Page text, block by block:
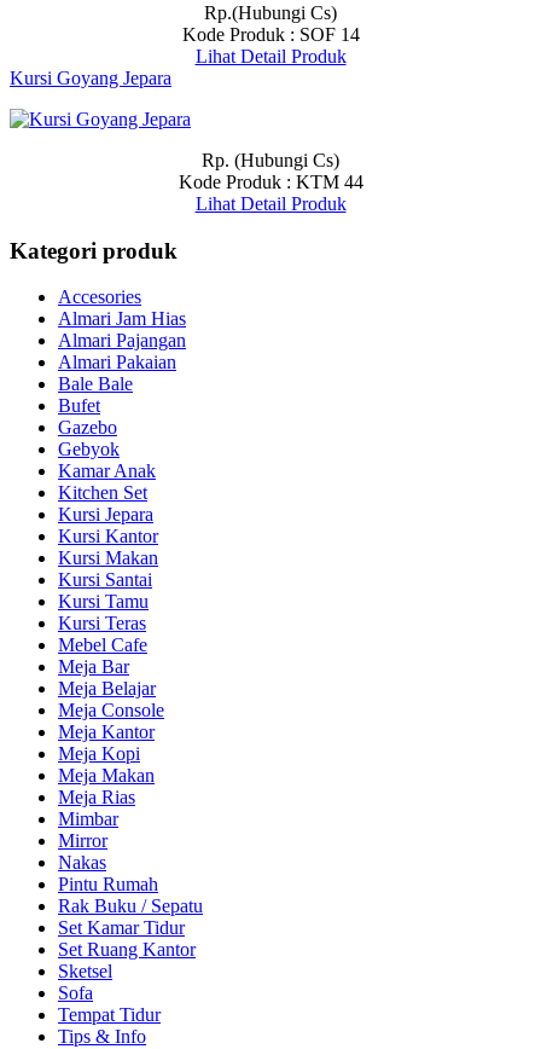
Rp.(Hubungi Cs)
Kode Produk : SOF 14
Lihat Detail Produk
Kursi Goyang Jepara
Rp. (Hubungi Cs)
Kode Produk : KTM 44
Lihat Detail Produk
Kategori produk
Accesories
Almari Jam Hias
Almari Pajangan
Almari Pakaian
Bale Bale
Bufet
Gazebo
Gebyok
Kamar Anak
Kitchen Set
Kursi Jepara
Kursi Kantor
Kursi Makan
Kursi Santai
Kursi Tamu
Kursi Teras
Mebel Cafe
Meja Bar
Meja Belajar
Meja Console
Meja Kantor
Meja Kopi
Meja Makan
Meja Rias
Mimbar
Mirror
Nakas
Pintu Rumah
Rak Buku / Sepatu
Set Kamar Tidur
Set Ruang Kantor
Sketsel
Sofa
Tempat Tidur
Tips & Info